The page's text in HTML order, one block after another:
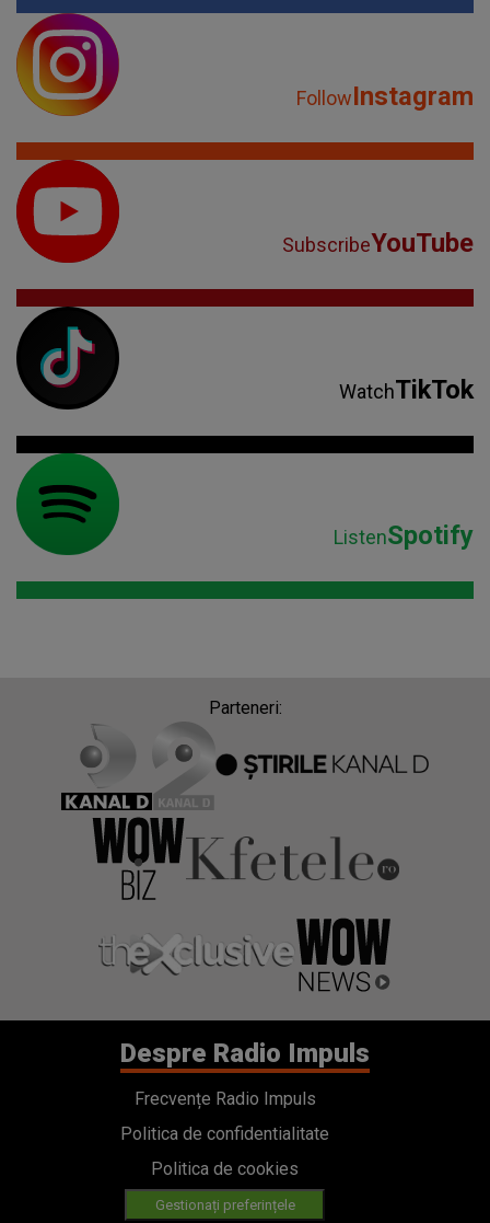
FollowInstagram
SubscribeYouTube
WatchTikTok
ListenSpotify
Parteneri:
Despre Radio Impuls
Frecvențe Radio Impuls
Politica de confidentialitate
Politica de cookies
Gestionați preferințele